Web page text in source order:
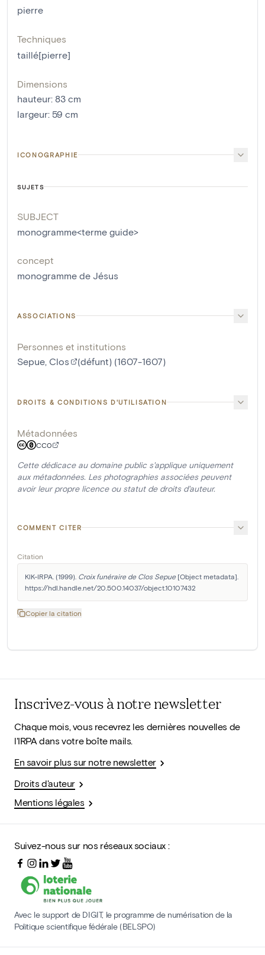
pierre
Techniques
taillé[pierre]
Dimensions
hauteur: 83 cm
largeur: 59 cm
ICONOGRAPHIE
SUJETS
SUBJECT
monogramme<terme guide>
concept
monogramme de Jésus
ASSOCIATIONS
Personnes et institutions
Sepue, Clos
(défunt) (1607-1607)
DROITS & CONDITIONS D'UTILISATION
Métadonnées
CC0
Cette dédicace au domaine public s'applique uniquement
aux métadonnées. Les photographies associées peuvent
avoir leur propre licence ou statut de droits d'auteur.
COMMENT CITER
Citation
KIK-IRPA. (1999). Croix funéraire de Clos Sepue [Object metadata].
https://hdl.handle.net/20.500.14037/object.10107432
Copier la citation
Inscrivez-vous à notre newsletter
Chaque mois, vous recevrez les dernières nouvelles de
l'IRPA dans votre boîte mails.
En savoir plus sur notre newsletter
Droits d'auteur
Mentions légales
Suivez-nous sur nos réseaux sociaux :
Avec le support de DIGIT, le programme de numérisation de la
Politique scientifique fédérale (BELSPO)